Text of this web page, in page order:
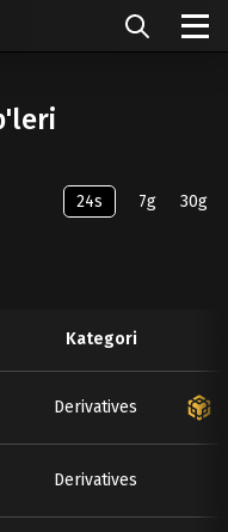
24s 7g 30g
Kategori
Derivatives
Derivatives